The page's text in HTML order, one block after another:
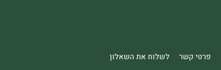
פרטי קשר לשלוח את השאלון